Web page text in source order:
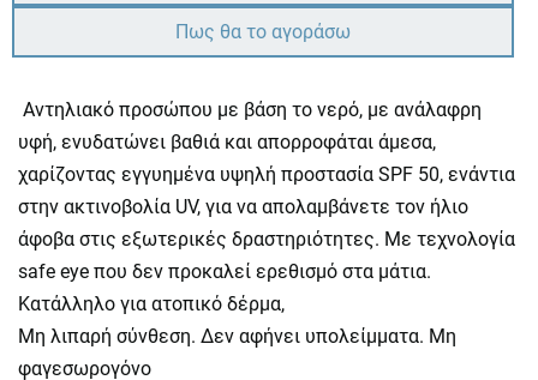
Πως θα το αγοράσω
Αντηλιακό προσώπου με βάση το νερό, με ανάλαφρη
υφή, ενυδατώνει βαθιά και απορροφάται άμεσα,
χαρίζοντας εγγυημένα υψηλή προστασία SPF 50, ενάντια
στην ακτινοβολία UV, για να απολαμβάνετε τον ήλιο
άφοβα στις εξωτερικές δραστηριότητες. Με τεχνολογία
safe eye που δεν προκαλεί ερεθισμό στα μάτια.
Κατάλληλο για ατοπικό δέρμα,
Μη λιπαρή σύνθεση. Δεν αφήνει υπολείμματα. Μη
φαγεσωρογόνο